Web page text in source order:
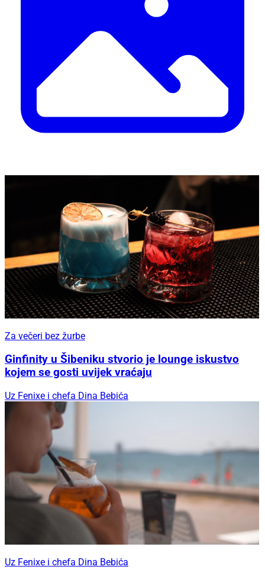
Za večeri bez žurbe
Ginfinity u Šibeniku stvorio je lounge iskustvo
kojem se gosti uvijek vraćaju
Uz Fenixe i chefa Dina Bebića
Uz Fenixe i chefa Dina Bebića